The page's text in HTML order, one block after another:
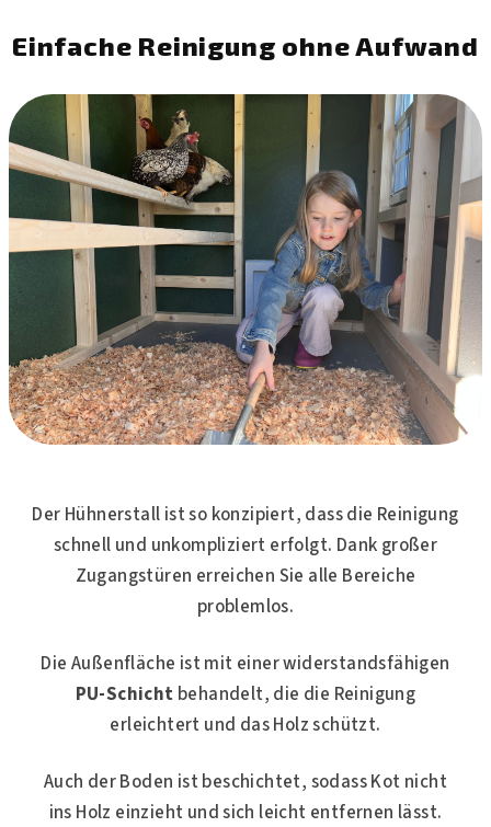
Einfache Reinigung ohne Aufwand
Der Hühnerstall ist so konzipiert, dass die Reinigung
schnell und unkompliziert erfolgt. Dank großer
Zugangstüren erreichen Sie alle Bereiche
problemlos.
Die Außenfläche ist mit einer widerstandsfähigen
PU-Schicht behandelt, die die Reinigung
erleichtert und das Holz schützt.
Auch der Boden ist beschichtet, sodass Kot nicht
ins Holz einzieht und sich leicht entfernen lässt.